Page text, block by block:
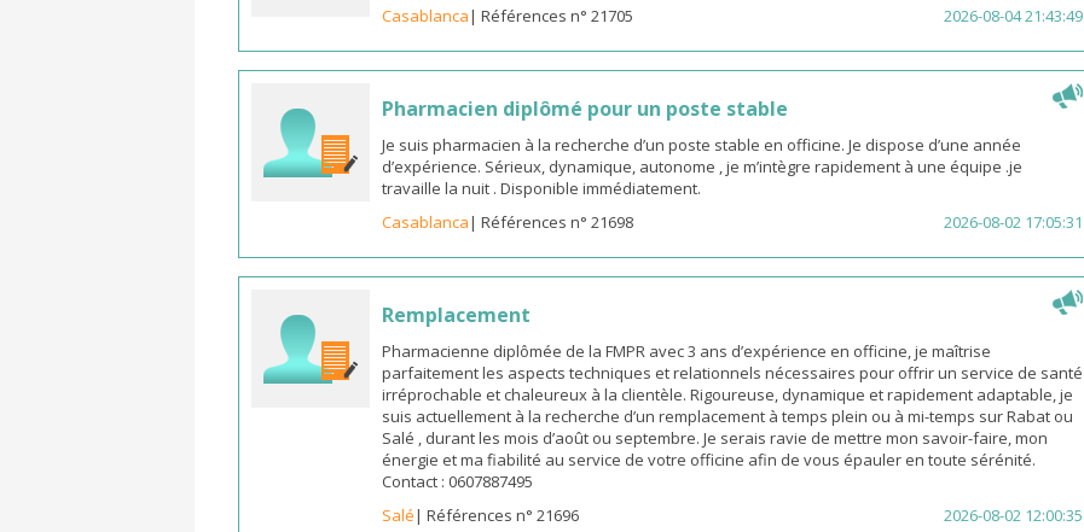
Casablanca| Références n° 21705 2026-08-04 21:43:49
Pharmacien diplômé pour un poste stable
Je suis pharmacien à la recherche d’un poste stable en officine. Je dispose d’une année
d’expérience. Sérieux, dynamique, autonome , je m’intègre rapidement à une équipe .je
travaille la nuit . Disponible immédiatement.
Casablanca| Références n° 21698 2026-08-02 17:05:31
Remplacement
Pharmacienne diplômée de la FMPR avec 3 ans d’expérience en officine, je maîtrise
parfaitement les aspects techniques et relationnels nécessaires pour offrir un service de santé
irréprochable et chaleureux à la clientèle. Rigoureuse, dynamique et rapidement adaptable, je
suis actuellement à la recherche d’un remplacement à temps plein ou à mi-temps sur Rabat ou
Salé , durant les mois d’août ou septembre. Je serais ravie de mettre mon savoir-faire, mon
énergie et ma fiabilité au service de votre officine afin de vous épauler en toute sérénité.
Contact : 0607887495
Salé| Références n° 21696 2026-08-02 12:00:35